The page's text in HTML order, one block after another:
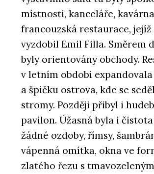
místnosti, kanceláře,
francouzská restaurace,
vyzdobil Emil Filla. Směrem
byly orientovány obchody.
v letním období
a špičku ostrova, kde se
stromy. Později přibyl i
pavilon. Úžasná byla i
žádné ozdoby, římsy,
vápenná omítka, okna ve
zlatého řezu s